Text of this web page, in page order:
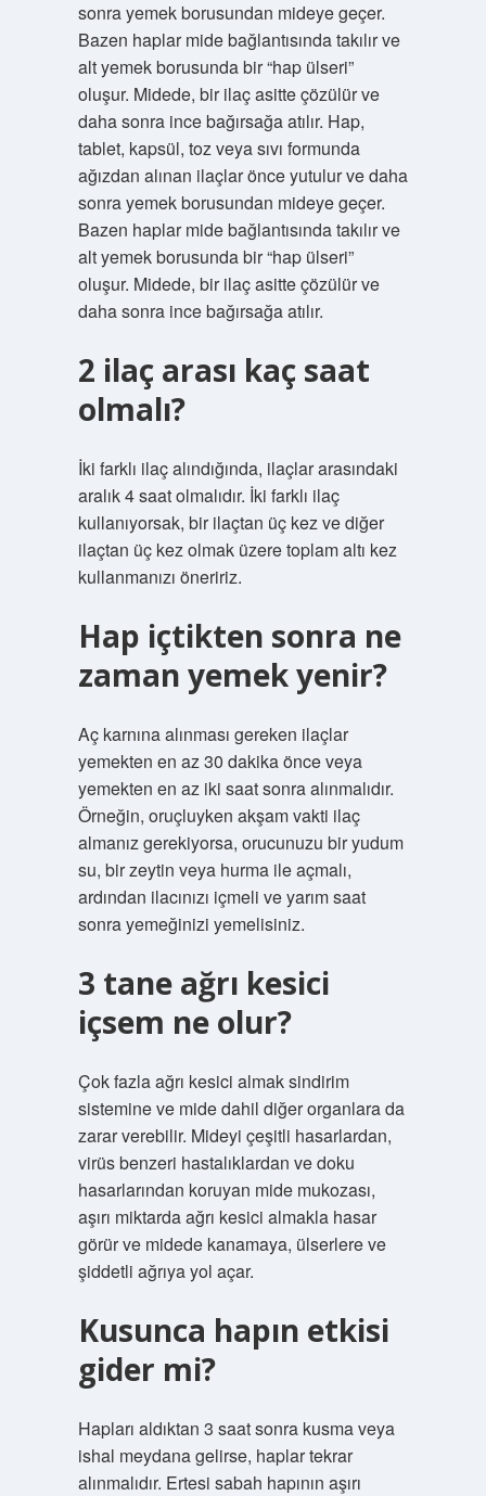
sonra yemek borusundan mideye geçer.
Bazen haplar mide bağlantısında takılır ve
alt yemek borusunda bir “hap ülseri”
oluşur. Midede, bir ilaç asitte çözülür ve
daha sonra ince bağırsağa atılır. Hap,
tablet, kapsül, toz veya sıvı formunda
ağızdan alınan ilaçlar önce yutulur ve daha
sonra yemek borusundan mideye geçer.
Bazen haplar mide bağlantısında takılır ve
alt yemek borusunda bir “hap ülseri”
oluşur. Midede, bir ilaç asitte çözülür ve
daha sonra ince bağırsağa atılır.
2 ilaç arası kaç saat
olmalı?
İki farklı ilaç alındığında, ilaçlar arasındaki
aralık 4 saat olmalıdır. İki farklı ilaç
kullanıyorsak, bir ilaçtan üç kez ve diğer
ilaçtan üç kez olmak üzere toplam altı kez
kullanmanızı öneririz.
Hap içtikten sonra ne
zaman yemek yenir?
Aç karnına alınması gereken ilaçlar
yemekten en az 30 dakika önce veya
yemekten en az iki saat sonra alınmalıdır.
Örneğin, oruçluyken akşam vakti ilaç
almanız gerekiyorsa, orucunuzu bir yudum
su, bir zeytin veya hurma ile açmalı,
ardından ilacınızı içmeli ve yarım saat
sonra yemeğinizi yemelisiniz.
3 tane ağrı kesici
içsem ne olur?
Çok fazla ağrı kesici almak sindirim
sistemine ve mide dahil diğer organlara da
zarar verebilir. Mideyi çeşitli hasarlardan,
virüs benzeri hastalıklardan ve doku
hasarlarından koruyan mide mukozası,
aşırı miktarda ağrı kesici almakla hasar
görür ve midede kanamaya, ülserlere ve
şiddetli ağrıya yol açar.
Kusunca hapın etkisi
gider mi?
Hapları aldıktan 3 saat sonra kusma veya
ishal meydana gelirse, haplar tekrar
alınmalıdır. Ertesi sabah hapının aşırı